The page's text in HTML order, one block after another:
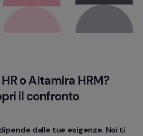
o Altamira HRM?
il confronto
dalle tue esigenze. Noi ti